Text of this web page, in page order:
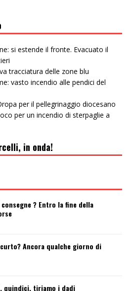
si estende il fronte. Evacuato il
tracciatura delle zone blu
vasto incendio alle pendici del
per il pellegrinaggio diocesano
per un incendio di sterpaglie a
in onda!
? Entro la fine della
Ancora qualche giorno di
quindici, tiriamo i dadi